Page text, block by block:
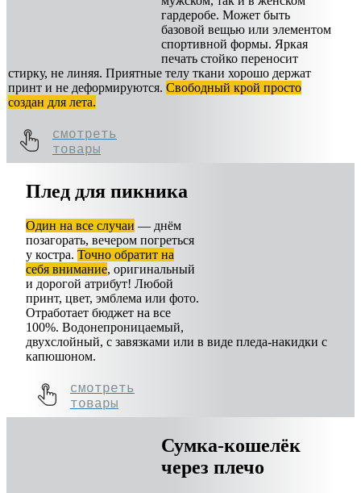
гардеробе. Может быть
базовой вещью или элементом
спортивной формы. Яркая
печать стойко переносит
стирку, не линяя. Приятные телу ткани хорошо держат
принт и не деформируются. Свободный крой просто
создан для лета.
смотреть
товары
Плед для пикника
Один на все случаи — днём
позагорать, вечером погреться
у костра. Точно обратит на
себя внимание, оригинальный
и дорогой атрибут! Любой
принт, цвет, эмблема или фото.
Отработает бюджет на все
100%. Водонепроницаемый,
двухслойный, с завязками или в виде пледа-накидки с
капюшоном.
смотреть
товары
Сумка-кошелёк
через плечо